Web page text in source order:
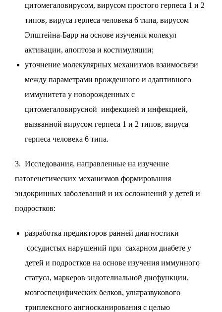
цитомегаловирусом, вирусом простого герпеса 1 и 2
типов, вируса герпеса человека 6 типа, вирусом
Эпштейна-Барр на основе изучения молекул
активации, апоптоза и костимуляции;
уточнение молекулярных механизмов взаимосвязи
между параметрами врожденного и адаптивного
иммунитета у новорожденных с
цитомегаловирусной инфекцией и инфекцией,
вызванной вирусом герпеса 1 и 2 типов, вируса
герпеса человека 6 типа.
3. Исследования, направленные на изучение
патогенетических механизмов формирования
эндокринных заболеваний и их осложнений у детей и
подростков:
разработка предикторов ранней диагностики
сосудистых нарушений при сахарном диабете у
детей и подростков на основе изучения иммунного
статуса, маркеров эндотелиальной дисфункции,
мозгоспецифических белков, ультразвукового
триплексного ангиосканирования с целью